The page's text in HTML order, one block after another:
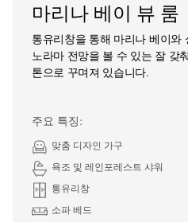
마리나 베이 뷰 룸
통유리창을 통해 마리나 베이와
노라마 전망을 볼 수 있는 잘 갖
톤으로 꾸며져 있습니다.
주요 특징:
맞춤 디자인 가구
욕조 및 레인포레스트 샤워
통유리창
소파 베드